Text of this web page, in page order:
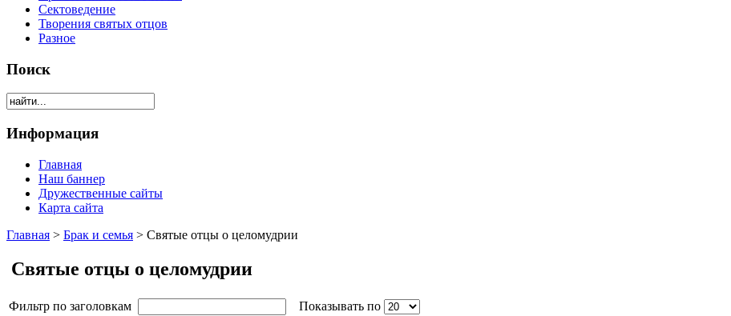
Сектоведение
Творения святых отцов
Разное
Поиск
Информация
Главная
Наш баннер
Дружественные сайты
Карта сайта
Главная > Брак и семья > Святые отцы о целомудрии
Святые отцы о целомудрии
Фильтр по заголовкам
Показывать по